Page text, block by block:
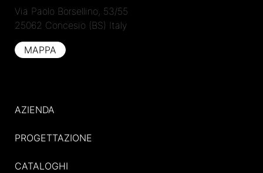
Via Paolo Borsellino, 53/55
25062 Concesio (BS) Italy
MAPPA
AZIENDA
PROGETTAZIONE
CATALOGHI